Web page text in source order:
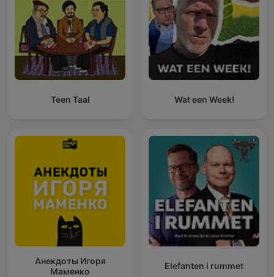
Teen Taal Wat een Week!
Анекдоты Игоря
Маменко
Elefanten i rummet